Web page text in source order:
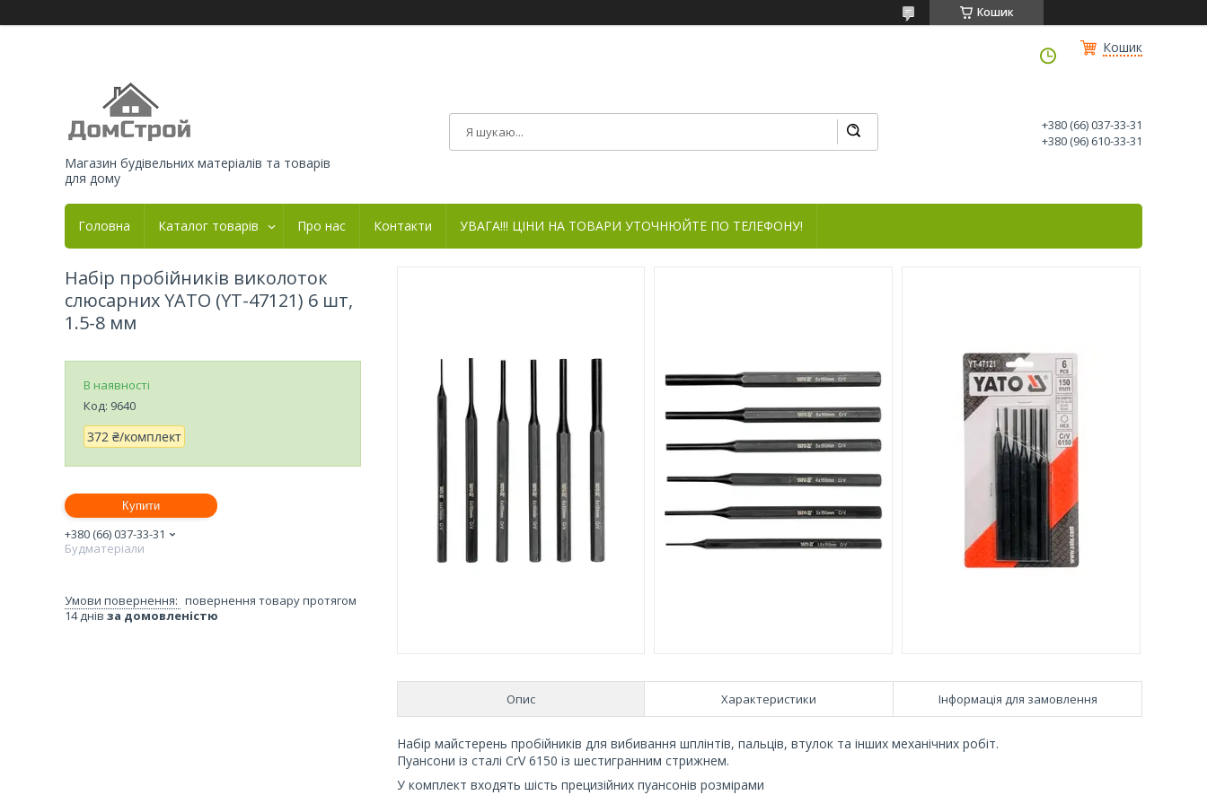
Кошик
Кошик
Магазин будівельних матеріалів та товарів
для дому
+380 (66) 037-33-31
+380 (96) 610-33-31
Головна Каталог товарів Про нас Контакти УВАГА!!! ЦІНИ НА ТОВАРИ УТОЧНЮЙТЕ ПО ТЕЛЕФОНУ!
Опис Характеристики Інформація для замовлення
Набір майстерень пробійників для вибивання шплінтів, пальців, втулок та інших механічних робіт.
Пуансони із сталі CrV 6150 із шестигранним стрижнем.
У комплект входять шість прецизійних пуансонів розмірами
Набір пробійників виколоток
слюсарних YATO (YT-47121) 6 шт,
1.5-8 мм
В наявності
Код: 9640
372 ₴/комплект
Купити
+380 (66) 037-33-31
Будматеріали
повернення товару протягом
14 днів за домовленістю